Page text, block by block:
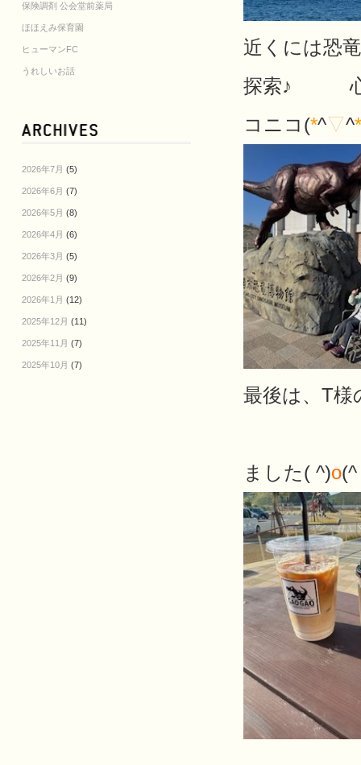
保険調剤 公会堂前薬局
ほほえみ保育園
ヒューマンFC
うれしいお話
2026年7月 (5)
2026年6月 (7)
2026年5月 (8)
2026年4月 (6)
2026年3月 (5)
2026年2月 (9)
2026年1月 (12)
2025年12月 (11)
2025年11月 (7)
2025年10月 (7)
近くには恐
探索♪ 心地
コニコ(*^▽^*
最後は、T様
ました( ^)o